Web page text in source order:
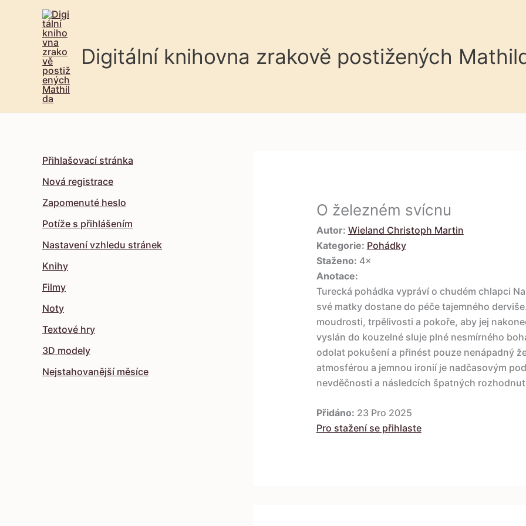
Digitální knihovna zrakově postižených
Přihlašovací stránka
Nová registrace
Zapomenuté heslo
Potíže s přihlášením
Nastavení vzhledu stránek
Knihy
Filmy
Noty
Textové hry
3D modely
Nejstahovanější měsíce
O železném svícnu
Autor: Wieland Christoph Martin
Kategorie: Pohádky
Staženo: 4×
Anotace:
Turecká pohádka vypráví o chudém chlapci
své matky dostane do péče tajemného
moudrosti, trpělivosti a pokoře, aby jej
vyslán do kouzelné sluje plné nesmírného
odolat pokušení a přinést pouze nenápadný
atmosférou a jemnou ironií je nadčasovým
nevděčnosti a následcích špatných
Přidáno: 23 Pro 2025
Pro stažení se přihlaste